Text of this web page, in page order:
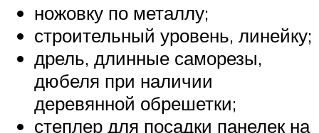
ножовку по металлу;
строительный уровень, линейку;
дрель, длинные саморезы,
дюбеля при наличии
деревянной обрешетки;
степлер для посадки панелек на